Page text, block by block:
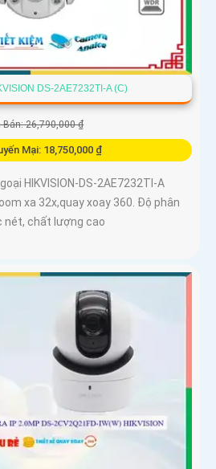
DS-2AE7232TI-A (C)
Bán: 26,790,000 ₫
Mại: 18,750,000 ₫
HIKVISION-DS-2AE7232TI-A
xa 32x,quay xoay 360. Độ phân
nét, chất lượng cao